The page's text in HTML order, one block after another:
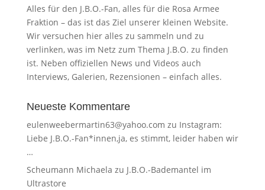
Alles für den J.B.O.-Fan, alles für die Rosa Armee
Fraktion – das ist das Ziel unserer kleinen Website.
Wir versuchen hier alles zu sammeln und zu
verlinken, was im Netz zum Thema J.B.O. zu finden
ist. Neben offiziellen News und Videos auch
Interviews, Galerien, Rezensionen – einfach alles.
Neueste Kommentare
eulenweebermartin63@yahoo.com zu Instagram:
Liebe J.B.O.-Fan*innen,ja, es stimmt, leider haben wir
…
Scheumann Michaela zu J.B.O.-Bademantel im
Ultrastore